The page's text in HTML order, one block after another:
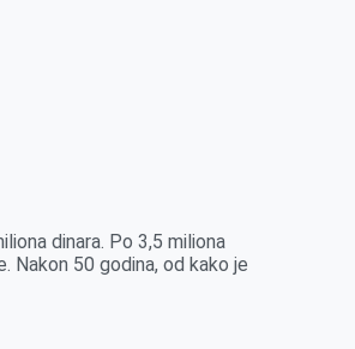
dinara. Po 3,5 miliona
Nakon 50 godina, od kako je